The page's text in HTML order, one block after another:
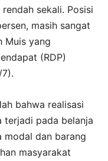
sekali. Posisi
masih sangat
Muis yang
(RDP)
bahwa realisasi
terjadi pada belanja
modal dan barang
masyarakat